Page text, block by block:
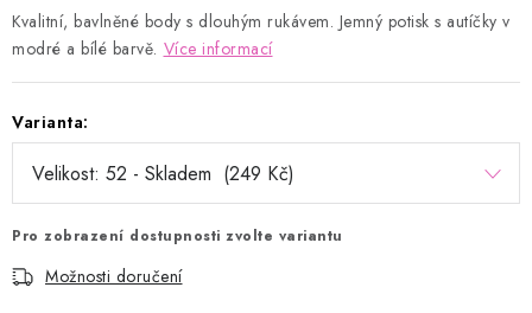
Kvalitní, bavlněné body s dlouhým rukávem. Jemný potisk s autíčky v
modré a bílé barvě. Více informací
Varianta:
Pro zobrazení dostupnosti zvolte variantu
Možnosti doručení